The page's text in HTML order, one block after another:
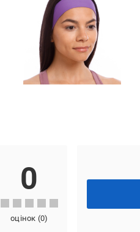
0
оцінок (0)